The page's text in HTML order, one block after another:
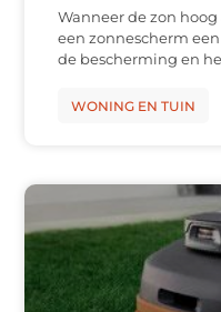
Wanneer de zon
een zonnescherm
de bescherming en
WONING EN TUIN